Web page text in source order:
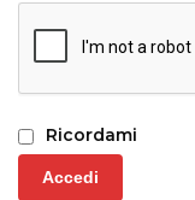
Ricordami
Accedi